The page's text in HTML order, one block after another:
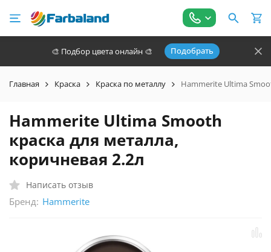
🎨 Подбор цвета онлайн 🎨 Подобрать
Главная Краска Краска по металлу Hammerite Ultima
Hammerite Ultima Smooth
краска для металла,
коричневая 2.2л
Написать отзыв
Бренд: Hammerite